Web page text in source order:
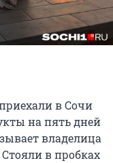
в Сочи
на пять дней
владелица
в пробках